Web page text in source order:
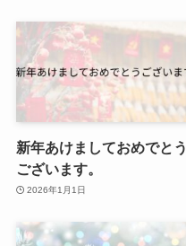
新年あけましておめでとう
ございます。
2026年1月1日